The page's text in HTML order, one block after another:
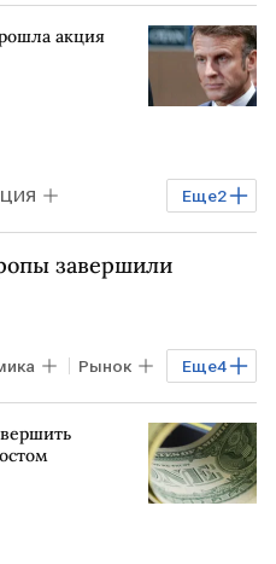
акция
Еще2
Байру
завершили
Еще4
Рынок
ЕВРОПА